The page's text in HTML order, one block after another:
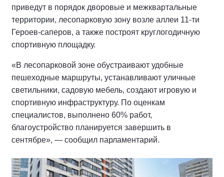
приведут в порядок дворовые и межквартальные
территории, лесопарковую зону возле аллеи 11-ти
Героев-саперов, а также построят круглогодичную
спортивную площадку.
«В лесопарковой зоне обустраивают удобные
пешеходные маршруты, устанавливают уличные
светильники, садовую мебель, создают игровую и
спортивную инфраструктуру. По оценкам
специалистов, выполнено 60% работ,
благоустройство планируется завершить в
сентябре», — сообщил парламентарий.